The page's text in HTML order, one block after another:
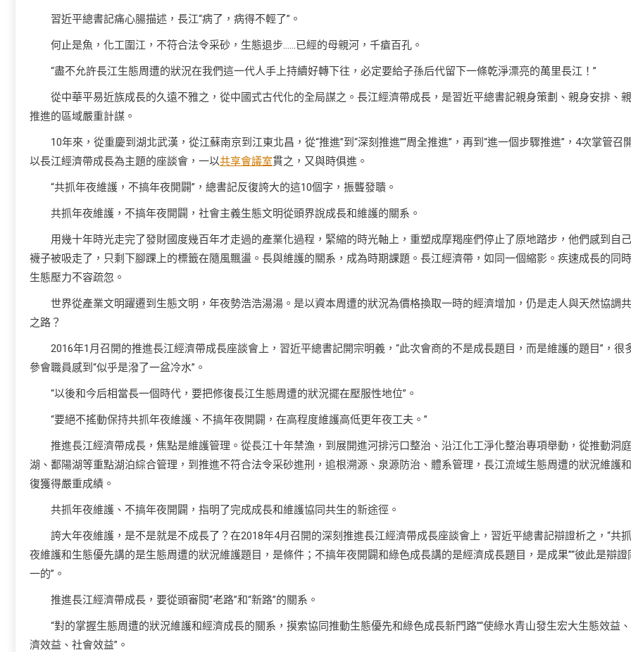
習近平總書記痛心腸描述，長江“病了，病得不輕了”。
何止是魚，化工圍江，不符合法令采砂，生態退步……已經的母親河，千瘡百孔。
“盡不允許長江生態周遭的狀況在我們這一代人手上持續好轉下往，必定要給子孫后代留下一條乾淨漂亮的萬里長江！”
從中華平易近族成長的久遠不雅之，從中國式古代化的全局謀之。長江經濟帶成長，是習近平總書記親身策劃、親身安排、
推進的區域嚴重計謀。
10年來，從重慶到湖北武漢，從江蘇南京到江東北昌，從“推進”到“深刻推進”“周全推進”，再到“進一個步驟推進”，4次掌管召
以長江經濟帶成長為主題的座談會，一以共享會議室貫之，又與時俱進。
“共抓年夜維護，不搞年夜開闢”，總書記反復誇大的這10個字，振聾發聵。
共抓年夜維護，不搞年夜開闢，社會主義生態文明從頭界說成長和維護的關系。
用幾十年時光走完了發財國度幾百年才走過的產業化過程，緊縮的時光軸上，重塑成摩羯座們停止了原地踏步，他們感到自
襪子被吸走了，只剩下腳踝上的標籤在隨風飄盪。長與維護的關系，成為時期課題。長江經濟帶，如同一個縮影。疾速成長的同時
生態壓力不容疏忽。
世界從產業文明躍遷到生態文明，年夜勢浩浩湯湯。是以資本周遭的狀況為價格換取一時的經濟增加，仍是走人與天然協調
之路？
2016年1月召開的推進長江經濟帶成長座談會上，習近平總書記開宗明義，“此次會商的不是成長題目，而是維護的題目”，很
參會職員感到“似乎是潑了一盆冷水”。
“以後和今后相當長一個時代，要把修復長江生態周遭的狀況擺在壓服性地位”。
“要絕不搖動保持共抓年夜維護、不搞年夜開闢，在高程度維護高低更年夜工夫。”
推進長江經濟帶成長，焦點是維護管理。從長江十年禁漁，到展開進河排污口整治、沿江化工淨化整治專項舉動，從推動洞庭
湖、鄱陽湖等重點湖泊綜合管理，到推進不符合法令采砂進刑，追根溯源、泉源防治、體系管理，長江流域生態周遭的狀況維護
復獲得嚴重成績。
共抓年夜維護、不搞年夜開闢，指明了完成成長和維護協同共生的新途徑。
誇大年夜維護，是不是就是不成長了？在2018年4月召開的深刻推進長江經濟帶成長座談會上，習近平總書記辯證析之，“共
夜維護和生態優先講的是生態周遭的狀況維護題目，是條件；不搞年夜開闢和綠色成長講的是經濟成長題目，是成果”“彼此是辯證
一的”。
推進長江經濟帶成長，要從頭審閱“老路”和“新路”的關系。
“對的掌握生態周遭的狀況維護和經濟成長的關系，摸索協同推動生態優先和綠色成長新門路”“使綠水青山發生宏大生態效益
濟效益、社會效益”。